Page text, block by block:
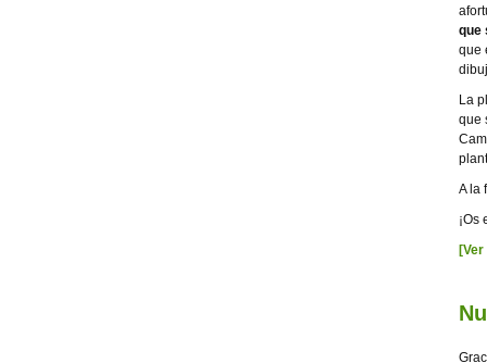
que
que
La
que
A la
¡Os